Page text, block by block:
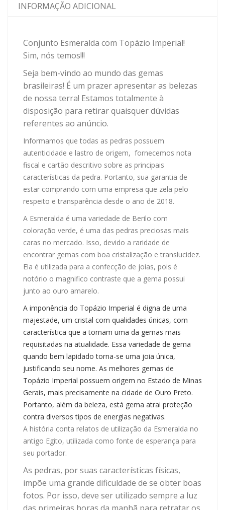
INFORMAÇÃO ADICIONAL
Conjunto Esmeralda com Topázio Imperial!
Sim, nós temos!!!
Seja bem-vindo ao mundo das gemas
brasileiras! É um prazer apresentar as belezas
de nossa terra! Estamos totalmente à
disposição para retirar quaisquer dúvidas
referentes ao anúncio.
Informamos que todas as pedras possuem
autenticidade e lastro de origem, fornecemos nota
fiscal e cartão descritivo sobre as principais
características da pedra. Portanto, sua garantia de
estar comprando com uma empresa que zela pelo
respeito e transparência desde o ano de 2018.
A Esmeralda é uma variedade de Berilo com
coloração verde, é uma das pedras preciosas mais
caras no mercado. Isso, devido a raridade de
encontrar gemas com boa cristalização e translucidez.
Ela é utilizada para a confecção de joias, pois é
notório o magnifico contraste que a gema possui
junto ao ouro amarelo.
A imponência do Topázio Imperial é digna de uma
majestade, um cristal com qualidades únicas, com
característica que a tornam uma da gemas mais
requisitadas na atualidade. Essa variedade de gema
quando bem lapidado torna-se uma joia única,
justificando seu nome. As melhores gemas de
Topázio Imperial possuem origem no Estado de Minas
Gerais, mais precisamente na cidade de Ouro Preto.
Portanto, além da beleza, está gema atrai proteção
contra diversos tipos de energias negativas.
A história conta relatos de utilização da Esmeralda no
antigo Egito, utilizada como fonte de esperança para
seu portador.
As pedras, por suas características físicas,
impõe uma grande dificuldade de se obter boas
fotos. Por isso, deve ser utilizado sempre a luz